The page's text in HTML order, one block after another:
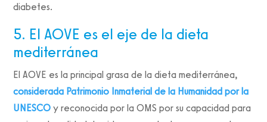
diabetes.
5. El AOVE es el eje de la dieta
mediterránea
El AOVE es la principal grasa de la dieta mediterránea,
considerada Patrimonio Inmaterial de la Humanidad por la
UNESCO y reconocida por la OMS por su capacidad para